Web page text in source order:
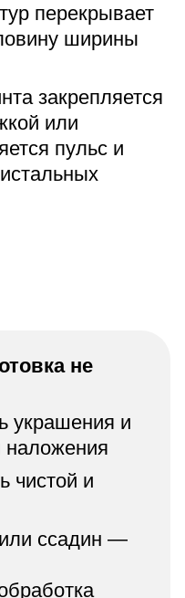
перекрывает
ширины
закрепляется
или
пульс и
не
украшения и
наложения
чистой и
ссадин —